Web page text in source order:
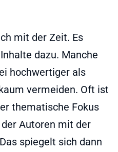
mit der Zeit. Es
dazu. Manche
hochwertiger als
vermeiden. Oft ist
thematische Fokus
Autoren mit der
spiegelt sich dann